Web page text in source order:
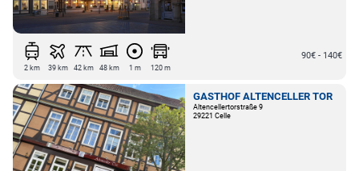
2 km 39 km 42 km 48 km 1 m 120 m
90€ - 140€
GASTHOF ALTENCELLER TOR
Altencellertorstraße 9
29221 Celle